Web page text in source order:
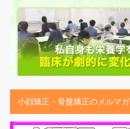
小顔矯正・骨盤矯正のメルマガ